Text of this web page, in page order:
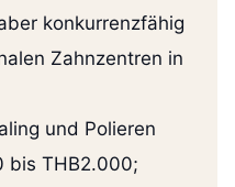
konkurrenzfähig
Zahnzentren in
und Polieren
bis THB2.000;